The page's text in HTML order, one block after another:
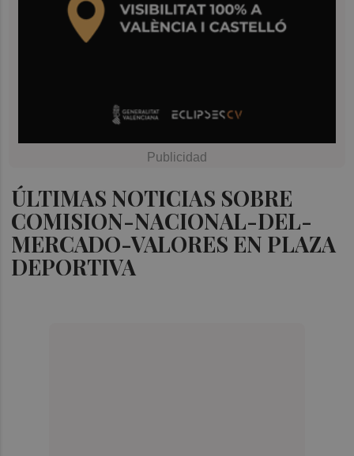
ÚLTIMAS NOTICIAS SOBRE
COMISION-NACIONAL-DEL-
MERCADO-VALORES EN PLAZA
DEPORTIVA